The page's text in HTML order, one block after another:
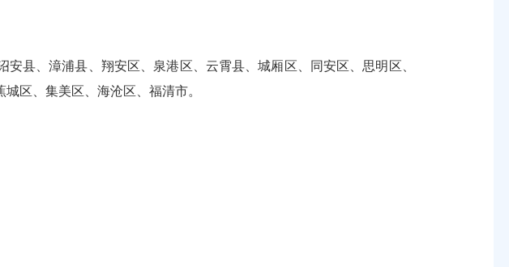
县、漳浦县、翔安区、泉港区、云霄县、城厢区、同安区、思明区、
区、集美区、海沧区、福清市。